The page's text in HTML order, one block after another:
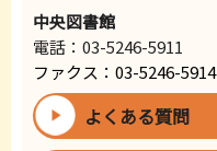
中央図書館
電話：03-5246-5911
ファクス：03-5246-5914
よくある質問